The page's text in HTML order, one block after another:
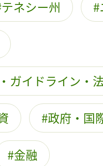
テネシー州
ガイドライン・
政府・国
金融